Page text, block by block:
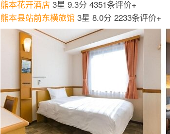
熊本花开酒店 3星 9.3分 4351条评价+
熊本县站前东横旅馆 3星 8.0分 2233条评价+